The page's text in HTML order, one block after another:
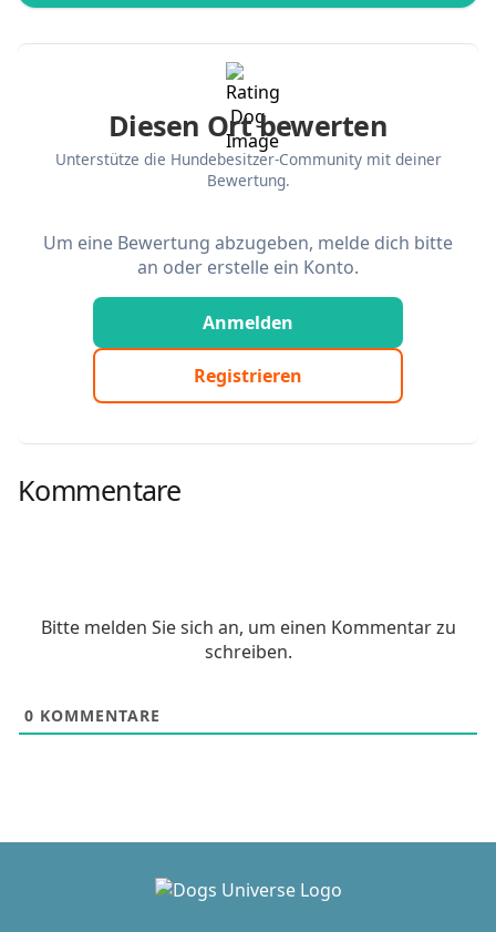
Diesen Ort bewerten
Unterstütze die Hundebesitzer-Community mit deiner
Bewertung.
Um eine Bewertung abzugeben, melde dich bitte
an oder erstelle ein Konto.
Anmelden
Registrieren
Kommentare
Bitte melden Sie sich an, um einen Kommentar zu
schreiben.
0 KOMMENTARE